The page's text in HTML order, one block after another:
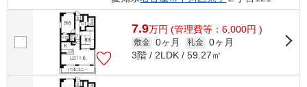
7.9万円 (管理費等：6,000円 )
敷金 0ヶ月 礼金 0ヶ月
3階 / 2LDK / 59.27㎡